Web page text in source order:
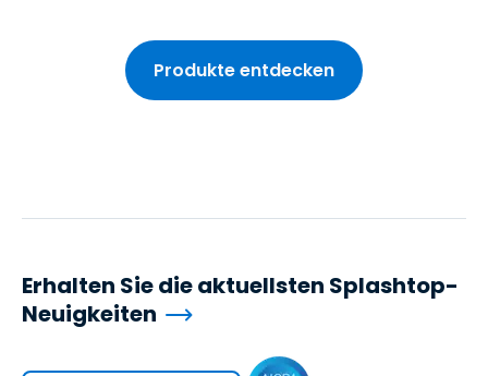
Produkte entdecken
Erhalten Sie die aktuellsten Splashtop-
Neuigkeiten